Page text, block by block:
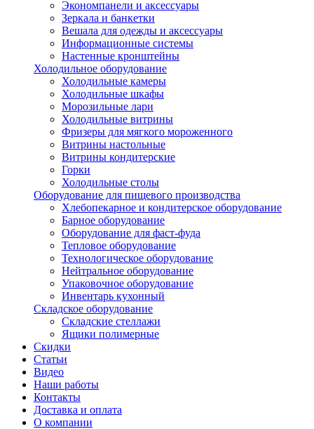
Экономпанели и аксессуары
Зеркала и банкетки
Вешала для одежды и аксессуары
Информационные системы
Настенные кронштейны
Холодильное оборудование
Холодильные камеры
Холодильные шкафы
Морозильные лари
Холодильные витрины
Фризеры для мягкого мороженного
Витрины настольные
Витрины кондитерские
Горки
Холодильные столы
Оборудование для пищевого производства
Хлебопекарное и кондитерское оборудование
Барное оборудование
Оборудование для фаст-фуда
Тепловое оборудование
Технологическое оборудование
Нейтральное оборудование
Упаковочное оборудование
Инвентарь кухонный
Складское оборудование
Складские стеллажи
Ящики полимерные
Скидки
Статьи
Видео
Наши работы
Контакты
Доставка и оплата
О компании